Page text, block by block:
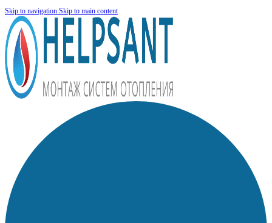
Skip to navigation Skip to main content